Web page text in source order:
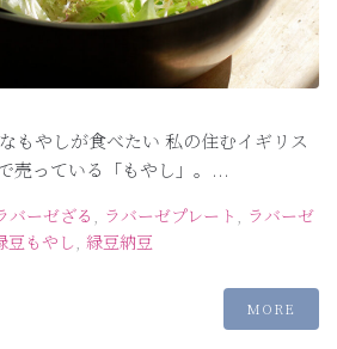
もやしが食べたい 私の住むイギリス
売っている「もやし」。...
バーゼざる ラバーゼプレート
ラバーゼ
豆もやし 緑豆納豆
MORE